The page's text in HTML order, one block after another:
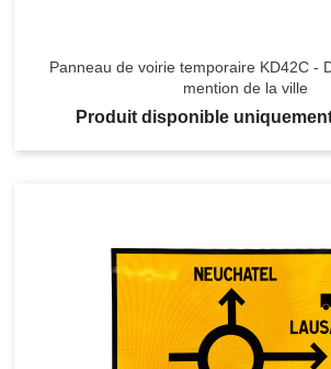
Panneau de voirie temporaire KD42C -
mention de la ville
Produit disponible